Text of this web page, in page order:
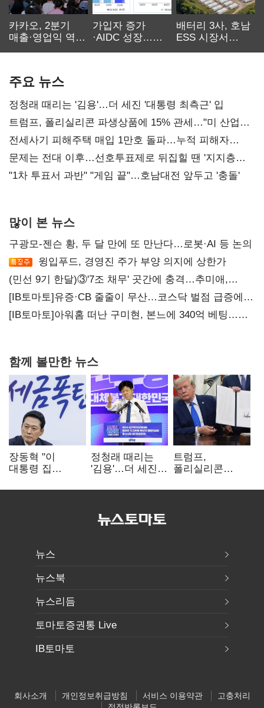
카카오, 2분기
매출·영업익 역대
가입자 증가
·AIDC 성장…
배터리 3사, 호남
ESS 시장서
주요 뉴스
정청래 때리는 '김용'…더 세진 '대통령 최측근' 입
트럼프, 폴리실리콘 파생상품에 15% 관세…"미 산업
재건"
전세사기 피해주택 매입 1만호 돌파…누적 피해자
4만278명
문제는 전대 이후…선호투표제로 뒤집힐 땐 '지지층
불복'
"1차 투표서 과반" "게임 끝"…호남대전 앞두고 '충돌'
많이 본 뉴스
구광모-젠슨 황, 두 달 만에 또 만난다…로봇·AI 등 논의
윙입푸드, 경영진 주가 부양 의지에 상한가
(민선 9기 한달)③'7조 채무' 곳간에 충격…추미애,
20년만에 '비상재정' 선언 승부수
[IB토마토]유증·CB 줄줄이 무산…코스닥 벌점 급증에
상폐 압박
[IB토마토]아워홈 떠난 구미현, 본느에 340억 베팅…
함께 볼만한 뉴스
장동혁 "이
대통령 집
폭탄…'내로남불'"
정청래 때리는
'김용'…더 세진
입
트럼프,
폴리실리콘
관세…"미 산업
뉴스
뉴스북
뉴스리듬
토마토증권통 Live
IB토마토
회사소개 개인정보취급방침 서비스 이용약관
고충처리